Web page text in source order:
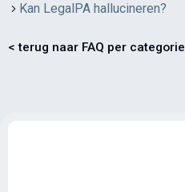
Kan LegalPA hallucineren?
< terug naar FAQ per categorie